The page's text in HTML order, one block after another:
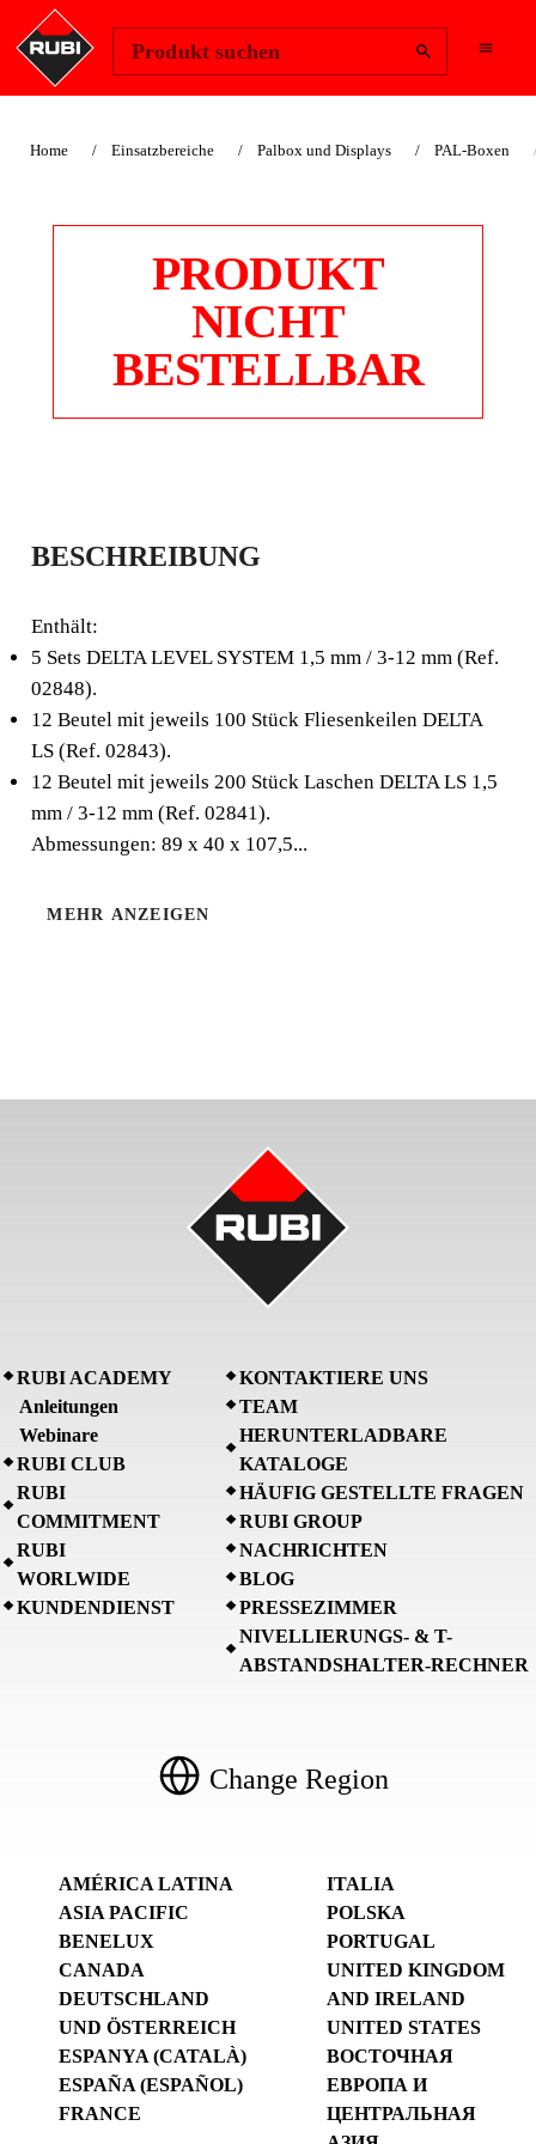
Produkt suchen
Home Einsatzbereiche Palbox und Displays PAL-Boxen
PRODUKT
NICHT
BESTELLBAR
PRODUKTSTÄNDER
NIVELLIERSYSTEM
DELTA LEVEL
SYSTEM (KANADA)
Enthält: - 5 Sets DELTA LEVEL SYSTEM 1,5 mm / 3-
12 mm (Ref. 02848). - 12 Beutel mit jeweils 100 Stück
Fliesenkeilen DELTA LS (Ref. 02843). - 12 Beutel mit
jeweils 200 Stück Laschen DELTA LS 1,5 mm / 3-12
mm (Ref. 02841). Abmessungen: 89 x 40 x 107,5 cm.
BESCHREIBUNG
Enthält:
5 Sets DELTA LEVEL SYSTEM 1,5 mm / 3-12 mm (Ref.
02848).
12 Beutel mit jeweils 100 Stück Fliesenkeilen DELTA
LS (Ref. 02843).
12 Beutel mit jeweils 200 Stück Laschen DELTA LS 1,5
mm / 3-12 mm (Ref. 02841).
Abmessungen: 89 x 40 x 107,5...
MEHR ANZEIGEN
RUBI ACADEMY
Anleitungen
Webinare
RUBI CLUB
RUBI
COMMITMENT
RUBI
WORLWIDE
KUNDENDIENST
KONTAKTIERE UNS
TEAM
HERUNTERLADBARE
KATALOGE
HÄUFIG GESTELLTE FRAGEN
RUBI GROUP
NACHRICHTEN
BLOG
PRESSEZIMMER
NIVELLIERUNGS- & T-
ABSTANDSHALTER-RECHNER
Change Region
AMÉRICA LATINA
ASIA PACIFIC
BENELUX
CANADA
DEUTSCHLAND
UND ÖSTERREICH
ESPANYA (CATALÀ)
ESPAÑA (ESPAÑOL)
FRANCE
ITALIA
POLSKA
PORTUGAL
UNITED KINGDOM
AND IRELAND
UNITED STATES
ВОСТОЧНАЯ
ЕВРОПА И
ЦЕНТРАЛЬНАЯ